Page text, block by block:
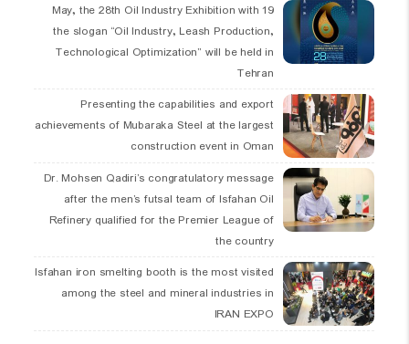
19 May, the 28th Oil Industry Exhibition with
the slogan “Oil Industry, Leash Production,
Technological Optimization” will be held in
Tehran
Presenting the capabilities and export
achievements of Mubaraka Steel at the largest
construction event in Oman
Dr. Mohsen Qadiri’s congratulatory message
after the men’s futsal team of Isfahan Oil
Refinery qualified for the Premier League of
the country
Isfahan iron smelting booth is the most visited
among the steel and mineral industries in
IRAN EXPO